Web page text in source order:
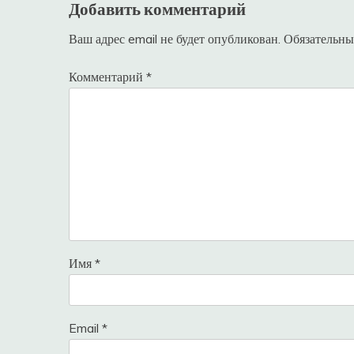
Добавить комментарий
Ваш адрес email не будет опубликован.
Комментарий *
Имя *
Email *